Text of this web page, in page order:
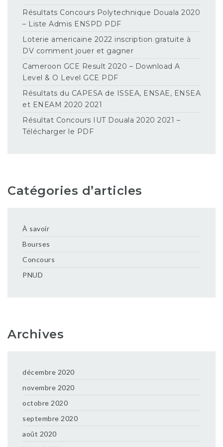
Résultats Concours Polytechnique Douala 2020
– Liste Admis ENSPD PDF
Loterie americaine 2022 inscription gratuite à
DV comment jouer et gagner
Cameroon GCE Result 2020 – Download A
Level & O Level GCE PDF
Résultats du CAPESA de ISSEA, ENSAE, ENSEA
et ENEAM 2020 2021
Résultat Concours IUT Douala 2020 2021 –
Télécharger le PDF
Catégories d’articles
À savoir
Bourses
Concours
PNUD
Archives
décembre 2020
novembre 2020
octobre 2020
septembre 2020
août 2020